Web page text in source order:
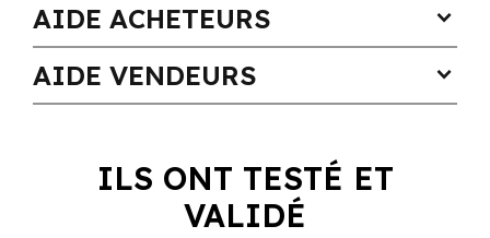
AIDE ACHETEURS expand_more
AIDE VENDEURS expand_more
ILS ONT TESTÉ ET
VALIDÉ